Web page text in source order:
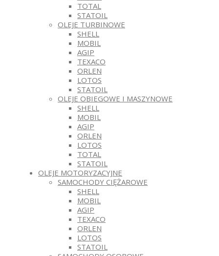
TOTAL
STATOIL
OLEJE TURBINOWE
SHELL
MOBIL
AGIP
TEXACO
ORLEN
LOTOS
STATOIL
OLEJE OBIEGOWE I MASZYNOWE
SHELL
MOBIL
AGIP
ORLEN
LOTOS
TOTAL
STATOIL
OLEJE MOTORYZACYJNE
SAMOCHODY CIĘŻAROWE
SHELL
MOBIL
AGIP
TEXACO
ORLEN
LOTOS
STATOIL